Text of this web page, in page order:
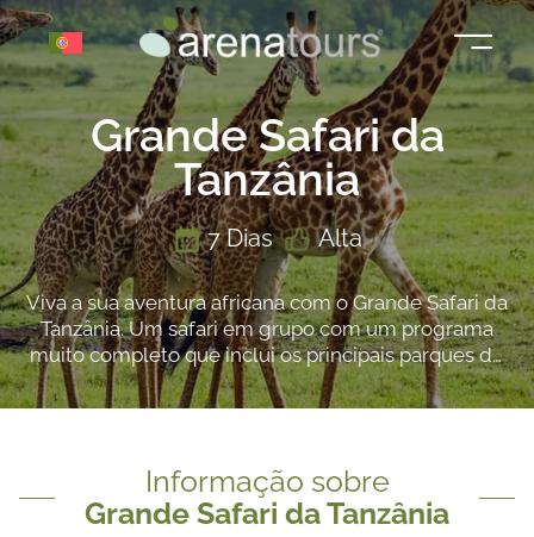
Saltar
para
o
conteúdo
Grande Safari da
Tanzânia
7 Dias Alta
Viva a sua aventura africana com o Grande Safari da
Tanzânia. Um safari em grupo com um programa
muito completo que inclui os principais parques do
país: Serengeti, Ngorongoro e Tarangire será o
cenário para uma viagem inesquecível!
Informação sobre
Grande Safari da Tanzânia